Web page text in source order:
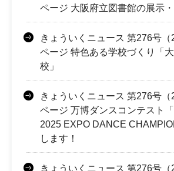
ページ 大阪府立図書館の展示
きょういくニュース 第276号
ページ 特色ある学校づくり「
校」
きょういくニュース 第276号
ページ 万博ダンスコンテスト
2025 EXPO DANCE
します！
きょういくニュース 第276号